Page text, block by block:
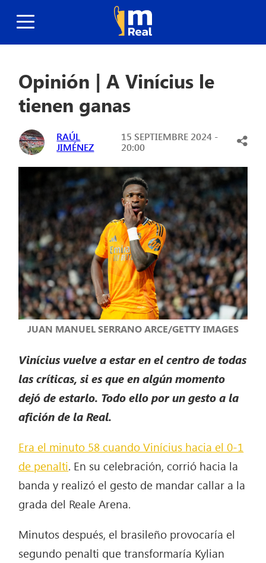
Opinión | A Vinícius le
tienen ganas
RAÚL
JIMÉNEZ
15 SEPTIEMBRE 2024 -
20:00
JUAN MANUEL SERRANO ARCE/GETTY IMAGES
Vinícius vuelve a estar en el centro de todas
las críticas, si es que en algún momento
dejó de estarlo. Todo ello por un gesto a la
afición de la Real.
Era el minuto 58 cuando Vinícius hacia el 0-1
de penalti. En su celebración, corrió hacia la
banda y realizó el gesto de mandar callar a la
grada del Reale Arena.
Minutos después, el brasileño provocaría el
segundo penalti que transformaría Kylian